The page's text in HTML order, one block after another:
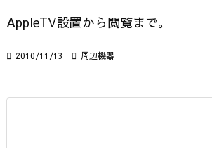
AppleTV設置から閲覧まで。
 2010/11/13  周辺機器